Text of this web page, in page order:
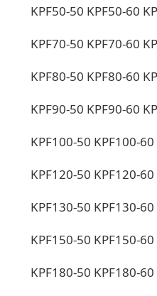
KPF50-50 KPF50-60
KPF70-50 KPF70-60
KPF80-50 KPF80-60
KPF90-50 KPF90-60
KPF100-50 KPF100-
KPF120-50 KPF120-
KPF130-50 KPF130-
KPF150-50 KPF150-
KPF180-50 KPF180-